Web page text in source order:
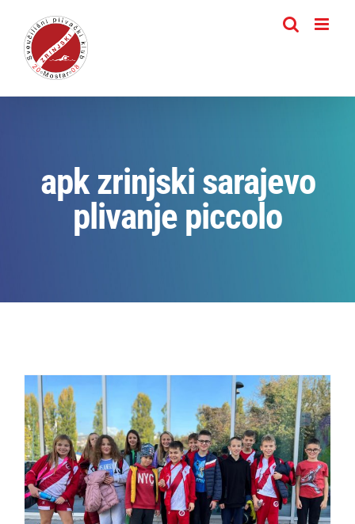
content
apk zrinjski sarajevo
plivanje piccolo
Šest medalja za najmlađe
plivače Zrinjskog